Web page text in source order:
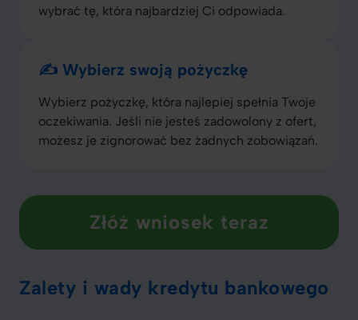
wybrać tę, która najbardziej Ci odpowiada.
✍️ Wybierz swoją pożyczkę
Wybierz pożyczkę, która najlepiej spełnia Twoje
oczekiwania. Jeśli nie jesteś zadowolony z ofert,
możesz je zignorować bez żadnych zobowiązań.
Złóż wniosek teraz
Zalety i wady kredytu bankowego